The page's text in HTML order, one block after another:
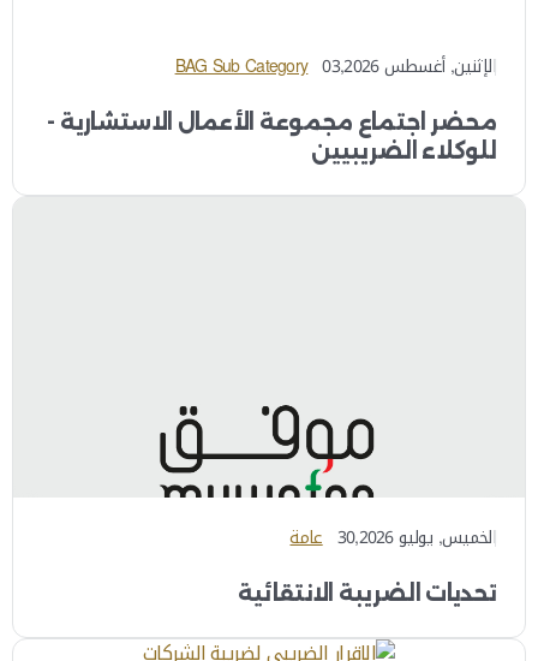
الإثنين, أغسطس 03,2026 BAG Sub Category
محضر اجتماع مجموعة الأعمال الاستشارية -
للوكلاء الضريبيين
الخميس, يوليو 30,2026 عامة
تحديات الضريبة الانتقائية